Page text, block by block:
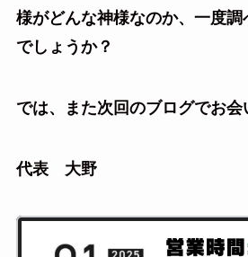
様がどんな神様なのか、一度
でしょうか？
では、また次回のブログでお会
代表 大野